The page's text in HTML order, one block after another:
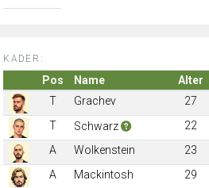
KADER:
Pos Name Alter
T
Grachev 27
T
Schwarz 22
A
Wolkenstein 23
A
Mackintosh 29